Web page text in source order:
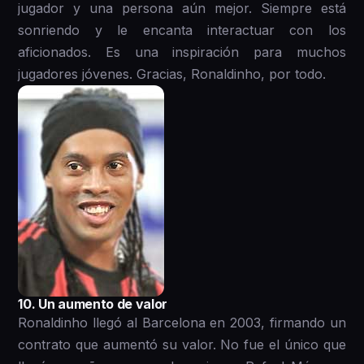
jugador y una persona aún mejor. Siempre está
sonriendo y le encanta interactuar con los
aficionados. Es una inspiración para muchos
jugadores jóvenes. Gracias, Ronaldinho, por todo.
1 0. Un aumento de valor
Ronaldinho llegó al Barcelona en 2003, firmando un
contrato que aumentó su valor. No fue el único que